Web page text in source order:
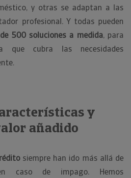
y otras se adaptan a las
profesional. Y todas pueden
500 soluciones a medida, para
que cubra las necesidades
y
añadido
siempre han ido más allá de
caso de impago. Hemos